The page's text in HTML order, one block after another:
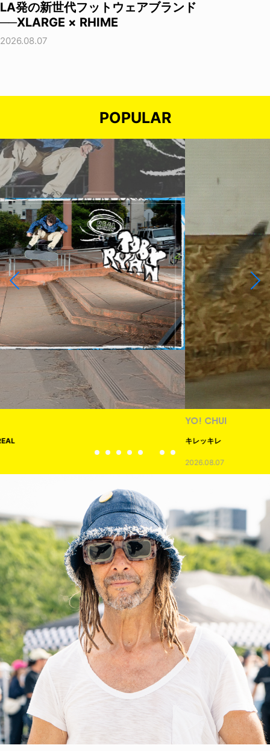
LA発の新世代フットウェアブランド
──XLARGE × RHIME
2026.08.07
POPULAR
キレッキレ